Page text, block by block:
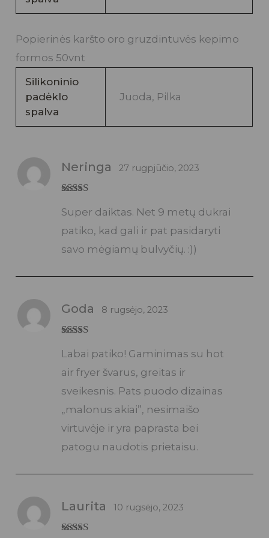
Popierinės karšto oro gruzdintuvės kepimo
formos 50vnt
Silikoninio
padėklo
spalva
Juoda, Pilka
5iš 5
Neringa 27 rugpjūčio, 2023
Super daiktas. Net 9 metų dukrai
patiko, kad gali ir pat pasidaryti
savo mėgiamų bulvyčių. :))
5iš 5
Goda 8 rugsėjo, 2023
Labai patiko! Gaminimas su hot
air fryer švarus, greitas ir
sveikesnis. Pats puodo dizainas
„malonus akiai”, nesimaišo
virtuvėje ir yra paprasta bei
patogu naudotis prietaisu.
Laurita 10 rugsėjo, 2023